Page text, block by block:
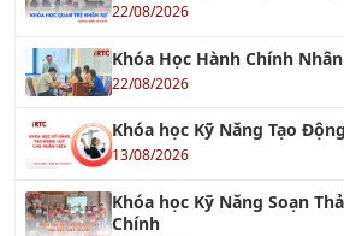
22/08/2026
Khóa Học Hành Chính
22/08/2026
Khóa học Kỹ Năng Tạo
13/08/2026
Khóa học Kỹ Năng Soạn
Chính